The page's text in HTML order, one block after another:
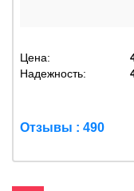
Цена:
Надежность:
Отзывы : 490